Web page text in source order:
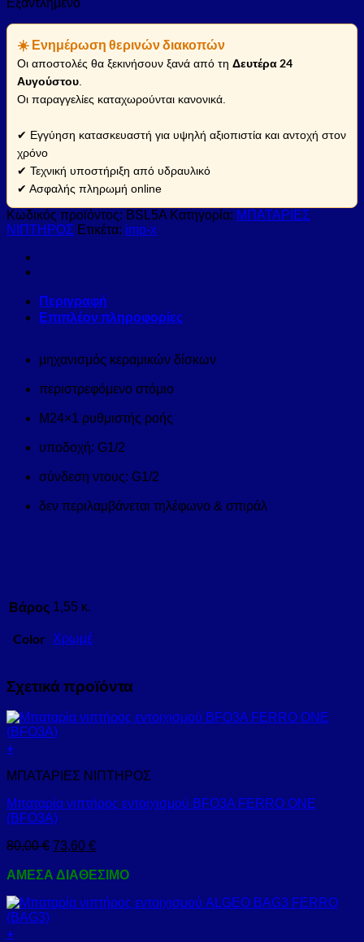
☀️ Ενημέρωση θερινών διακοπών
Οι αποστολές θα ξεκινήσουν ξανά από τη Δευτέρα 24
Αυγούστου
Οι παραγγελίες καταχωρούνται κανονικά.
✔ Εγγύηση κατασκευαστή για υψηλή αξιοπιστία και αντοχή στον
χρόνο
✔ Τεχνική υποστήριξη από υδραυλικό
✔ Ασφαλής πληρωμή online
Κωδικός προϊόντος: BSL5A Κατηγορία: ΜΠΑΤΑΡΙΕΣ
ΝΙΠΤΗΡΟΣ Ετικέτα: imp-x
Περιγραφή
Επιπλέον πληροφορίες
μηχανισμός κεραμικών δίσκων
περιστρεφόμενο στόμιο
M24×1 ρυθμιστής ροής
υποδοχή: G1/2
σύνδεση ντους: G1/2
δεν περιλαμβάνεται τηλέφωνο & σπιράλ
Βάρος 1,55 κ.
Color Χρωμέ
Σχετικά προϊόντα
+
ΜΠΑΤΑΡΙΕΣ ΝΙΠΤΗΡΟΣ
Μπαταρία νιπτήρος εντοιχισμού BFO3A FERRO ONE
(BFO3A)
80,00€ 73,60 €
ΑΜΕΣΑ ΔΙΑΘΕΣΙΜΟ
+